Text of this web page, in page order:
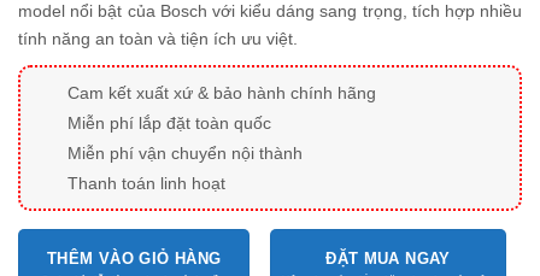
model nổi bật của Bosch với kiểu dáng sang trọng, tích hợp nhiều
tính năng an toàn và tiện ích ưu việt.
Cam kết xuất xứ & bảo hành chính hãng
Miễn phí lắp đặt toàn quốc
Miễn phí vận chuyển nội thành
Thanh toán linh hoạt
THÊM VÀO GIỎ HÀNG ĐẶT MUA NGAY